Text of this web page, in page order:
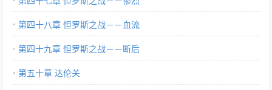
第四十八章 怛罗斯之战－－血流
第四十九章 怛罗斯之战－－断后
第五十章 达伦关